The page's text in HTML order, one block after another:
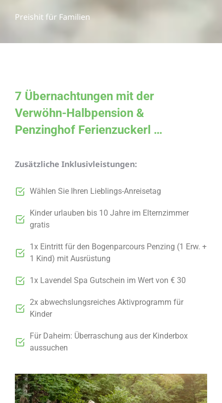
Preishit für Familien
7 Übernachtungen mit der
Verwöhn-Halbpension &
Penzinghof Ferienzuckerl …
Zusätzliche Inklusivleistungen:
Wählen Sie Ihren Lieblings-Anreisetag
Kinder urlauben bis 10 Jahre im Elternzimmer
gratis
1x Eintritt für den Bogenparcours Penzing (1 Erw. +
1 Kind) mit Ausrüstung
1x Lavendel Spa Gutschein im Wert von € 30
2x abwechslungsreiches Aktivprogramm für
Kinder
Für Daheim: Überraschung aus der Kinderbox
aussuchen